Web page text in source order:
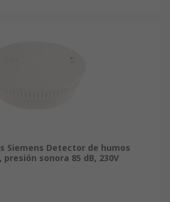
Siemens Detector de humos
presión sonora 85 dB, 230V